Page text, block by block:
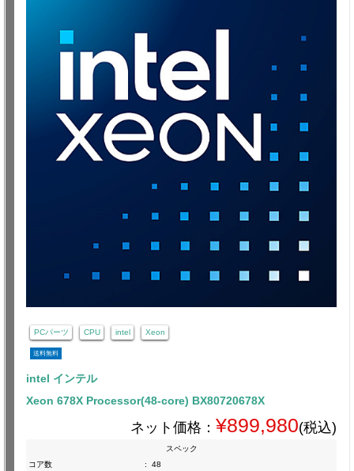
PCパーツ CPU intel Xeon
送料無料
intel インテル
Xeon 678X Processor(48-core) BX80720678X
ネット価格： ¥899,980(税込)
スペック
コア数
:
48